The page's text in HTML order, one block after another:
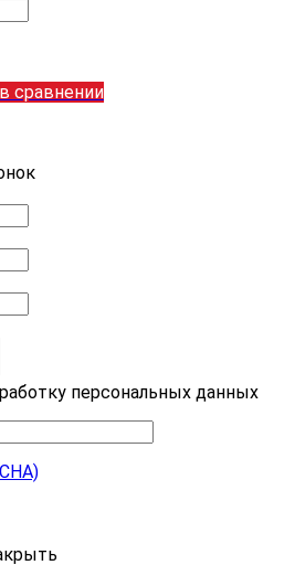
сравнении
персональных данных